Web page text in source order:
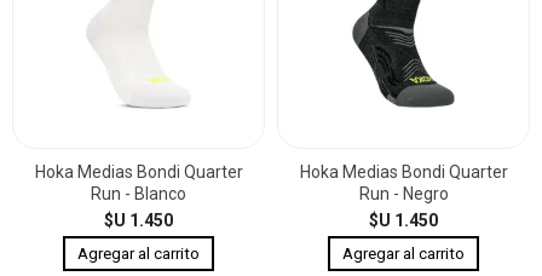
Hoka Medias Bondi Quarter
Run - Blanco
$U 1.450
Hoka Medias Bondi Quarter
Run - Negro
$U 1.450